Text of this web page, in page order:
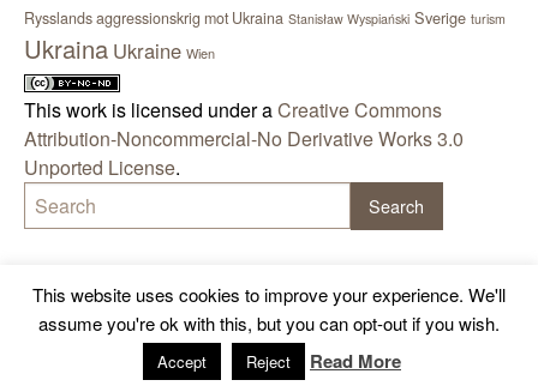
Rysslands aggressionskrig mot Ukraina Stanisław Wyspiański Sverige turism
Ukraina Ukraine Wien
This work is licensed under aCreative Commons
Attribution-Noncommercial-No Derivative Works 3.0
Unported License.
This website uses cookies to improve your experience. We'll
assume you're ok with this, but you can opt-out if you wish.
Accept Reject Read More